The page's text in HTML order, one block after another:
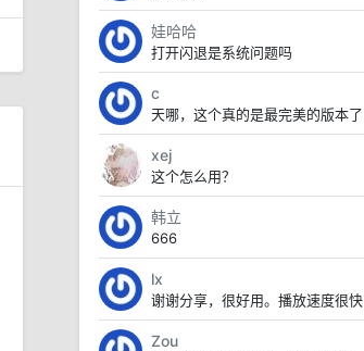
娃哈哈
打开闪退是系统问题吗
c
xej
这个怎么用？
韩立
666
lx
谢谢分享，很好用。播放速度很快
Zou